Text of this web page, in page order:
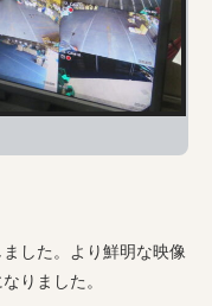
した。より鮮明な映像
りました。